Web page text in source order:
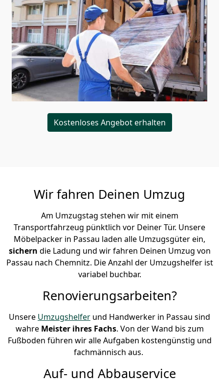
Kostenloses Angebot erhalten
Wir fahren Deinen Umzug
Am Umzugstag stehen wir mit einem
Transportfahrzeug pünktlich vor Deiner Tür. Unsere
Möbelpacker in Passau laden alle Umzugsgüter ein,
sichern die Ladung und wir fahren Deinen Umzug von
Passau nach Chemnitz. Die Anzahl der Umzugshelfer ist
variabel buchbar.
Renovierungsarbeiten?
Unsere Umzugshelfer und Handwerker in Passau sind
wahre Meister ihres Fachs. Von der Wand bis zum
Fußboden führen wir alle Aufgaben kostengünstig und
fachmännisch aus.
Auf- und Abbauservice